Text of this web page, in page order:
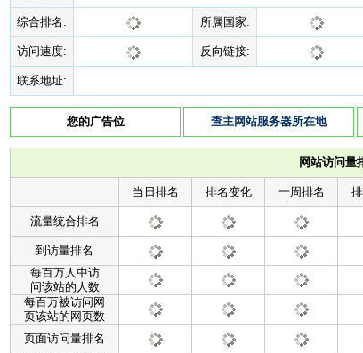
综合排名: 所属国家:
访问速度: 反向链接:
联系地址:
您的广告位 查主网站服务器所在地
网站访问量
当日排名 排名变化 一周排名
流量统合排名
到访量排名
每百万人中访
问该站的人数
每百万被访问网
页该站的网页数
页面访问量排名